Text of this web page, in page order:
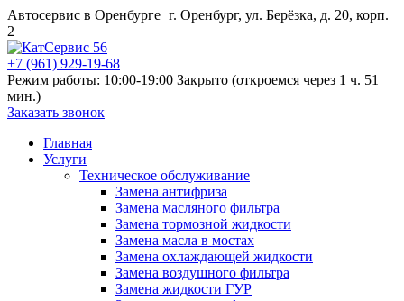
Автосервис в Оренбурге г. Оренбург, ул. Берёзка, д. 20, корп.
2
+7 (961) 929-19-68
Режим работы: 10:00-19:00 Закрыто (откроемся через 1 ч. 51
мин.)
Заказать звонок
Главная
Услуги
Техническое обслуживание
Замена антифриза
Замена масляного фильтра
Замена тормозной жидкости
Замена масла в мостах
Замена охлаждающей жидкости
Замена воздушного фильтра
Замена жидкости ГУР